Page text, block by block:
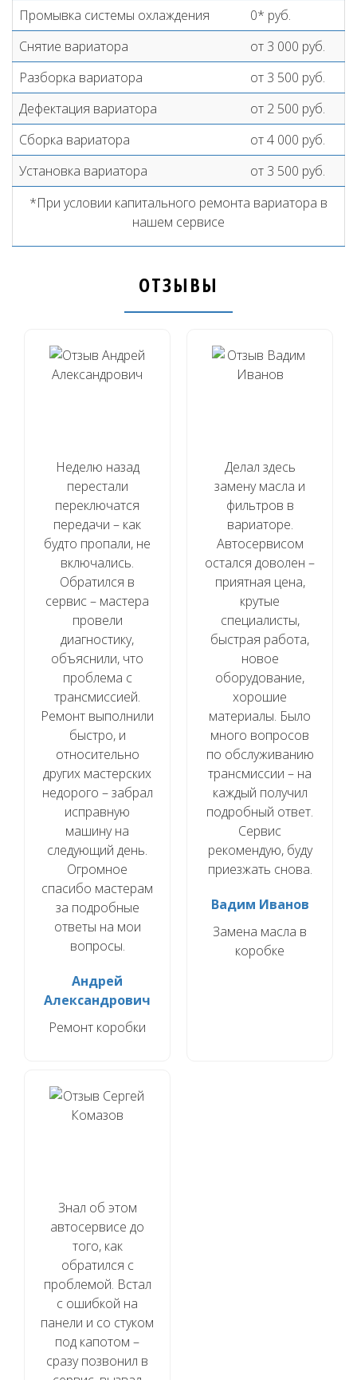
Промывка системы охлаждения
0* руб.
Снятие вариатора
от 3 000 руб.
Разборка вариатора
от 3 500 руб.
Дефектация вариатора
от 2 500 руб.
Сборка вариатора
от 4 000 руб.
Установка вариатора
от 3 500 руб.
*При условии капитального ремонта вариатора в
нашем сервисе
ОТЗЫВЫ
Неделю назад
перестали
переключатся
передачи – как
будто пропали, не
включались.
Обратился в
сервис – мастера
провели
диагностику,
объяснили, что
проблема с
трансмиссией.
Ремонт выполнили
быстро, и
относительно
других мастерских
недорого – забрал
исправную
машину на
следующий день.
Огромное
спасибо мастерам
за подробные
ответы на мои
вопросы.
Андрей
Александрович
Ремонт коробки
Делал здесь
замену масла и
фильтров в
вариаторе.
Автосервисом
остался доволен –
приятная цена,
крутые
специалисты,
быстрая работа,
новое
оборудование,
хорошие
материалы. Было
много вопросов
по обслуживанию
трансмиссии – на
каждый получил
подробный ответ.
Сервис
рекомендую, буду
приезжать снова.
Вадим Иванов
Замена масла в
коробке
Знал об этом
автосервисе до
того, как
обратился с
проблемой. Встал
с ошибкой на
панели и со стуком
под капотом –
сразу позвонил в